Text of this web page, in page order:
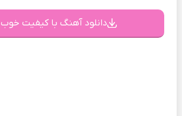
دانلود آهنگ با کیفیت خوب 128